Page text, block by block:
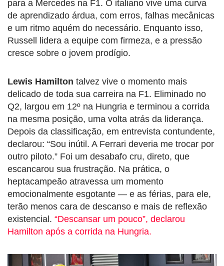
para a Mercedes na F1. O italiano vive uma curva
de aprendizado árdua, com erros, falhas mecânicas
e um ritmo aquém do necessário. Enquanto isso,
Russell lidera a equipe com firmeza, e a pressão
cresce sobre o jovem prodígio.
Lewis Hamilton talvez vive o momento mais
delicado de toda sua carreira na F1. Eliminado no
Q2, largou em 12º na Hungria e terminou a corrida
na mesma posição, uma volta atrás da liderança.
Depois da classificação, em entrevista contundente,
declarou: “Sou inútil. A Ferrari deveria me trocar por
outro piloto.” Foi um desabafo cru, direto, que
escancarou sua frustração. Na prática, o
heptacampeão atravessa um momento
emocionalmente esgotante — e as férias, para ele,
terão menos cara de descanso e mais de reflexão
existencial. “Descansar um pouco”, declarou
Hamilton após a corrida na Hungria.